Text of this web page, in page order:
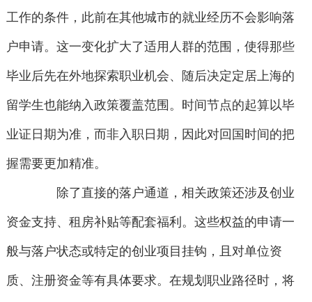
工作的条件，此前在其他城市的就业经历不会影响落
户申请。这一变化扩大了适用人群的范围，使得那些
毕业后先在外地探索职业机会、随后决定定居上海的
留学生也能纳入政策覆盖范围。时间节点的起算以毕
业证日期为准，而非入职日期，因此对回国时间的把
握需要更加精准。
除了直接的落户通道，相关政策还涉及创业
资金支持、租房补贴等配套福利。这些权益的申请一
般与落户状态或特定的创业项目挂钩，且对单位资
质、注册资金等有具体要求。在规划职业路径时，将